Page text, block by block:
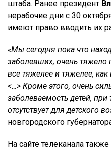
штаба. Ранее президент
нерабочие дни с 30
имеют право вводить их
«Мы сегодня пока что
заболевших, очень тяжело
все тяжелее и тяжелее,
<…> Кроме этого, очень
заболеваемость детей, при
отсутствует для детского
новгородского
На сайте телеканала